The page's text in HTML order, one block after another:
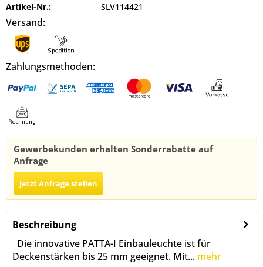
Artikel-Nr.: SLV114421
Versand:
Zahlungsmethoden:
Gewerbekunden erhalten Sonderrabatte auf
Anfrage
Jetzt Anfrage stellen
Beschreibung
Die innovative PATTA-I Einbauleuchte ist für
Deckenstärken bis 25 mm geeignet. Mit... mehr